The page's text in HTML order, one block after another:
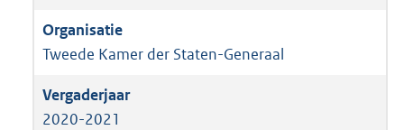
Tweede Kamer der Staten-Generaal
2020-2021